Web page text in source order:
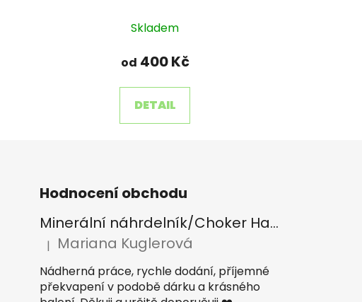
Skladem
od 400 Kč
DETAIL
Hodnocení obchodu
Minerální náhrdelník/Choker Hamsa/Lapis lazuli, Tygří oko, Apatit
Hodnocení produktu je 5 z 5 hvězdiček.
| Mariana Kuglerová
Nádherná práce, rychle dodání, příjemné
překvapení v podobě dárku a krásného